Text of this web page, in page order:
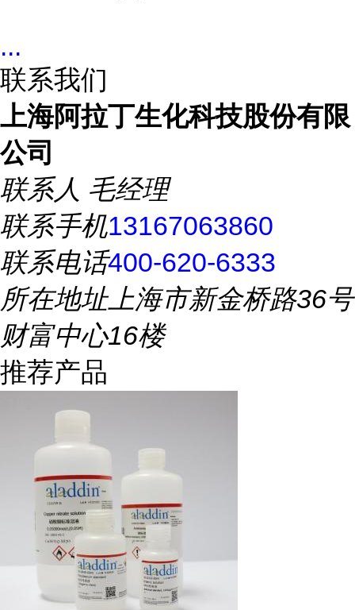
...
联系我们
上海阿拉丁生化科技股份有限
公司
联系人 毛经理
联系手机13167063860
联系电话400-620-6333
所在地址上海市新金桥路36号
财富中心16楼
推荐产品